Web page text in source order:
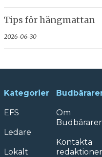
Tips för hängmattan
2026-06-30
Kategorier
EFS
Ledare
Lokalt
Om
Kontakta